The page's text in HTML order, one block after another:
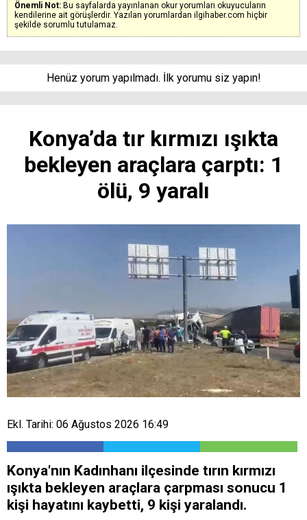
Önemli Not: Bu sayfalarda yayınlanan okur yorumları okuyucuların
kendilerine ait görüşlerdir. Yazılan yorumlardan ilgihaber.com hiçbir
şekilde sorumlu tutulamaz.
Henüz yorum yapılmadı. İlk yorumu siz yapın!
Konya’da tır kırmızı ışıkta
bekleyen araçlara çarptı: 1
ölü, 9 yaralı
Ekl. Tarihi: 06 Ağustos 2026 16:49
Konya'nın Kadınhanı ilçesinde tırın kırmızı
ışıkta bekleyen araçlara çarpması sonucu 1
kişi hayatını kaybetti, 9 kişi yaralandı.